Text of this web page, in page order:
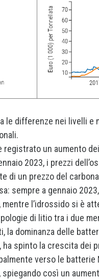
le differenze nei livelli e
registrato un aumento
2023, i prezzi
di un prezzo del
sempre a gennaio
l’idrossido si è
di litio tra i due
la dominanza delle
spinto la crescita dei
verso le
così un